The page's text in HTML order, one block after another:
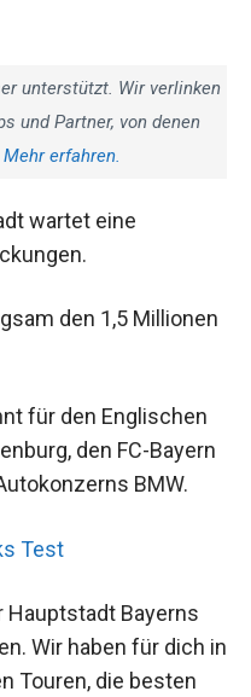
unterstützt. Wir verlinken
und Partner, von denen
Mehr erfahren.
wartet eine
den 1,5 Millionen
für den Englischen
den FC-Bayern
BMW.
Test
Hauptstadt Bayerns
Wir haben für dich in
Touren, die besten